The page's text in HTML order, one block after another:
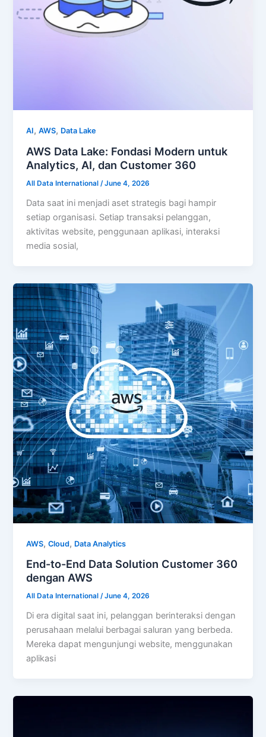
AI,AWS, Data Lake
AWS Data Lake: Fondasi Modern untuk
Analytics, AI, dan Customer 360
All Data International/June 4, 2026
Data saat ini menjadi aset strategis bagi hampir
setiap organisasi. Setiap transaksi pelanggan,
aktivitas website, penggunaan aplikasi, interaksi
media sosial,
AWS,Cloud, Data Analytics
End-to-End Data Solution Customer 360
dengan AWS
All Data International/June 4, 2026
Di era digital saat ini, pelanggan berinteraksi dengan
perusahaan melalui berbagai saluran yang berbeda.
Mereka dapat mengunjungi website, menggunakan
aplikasi